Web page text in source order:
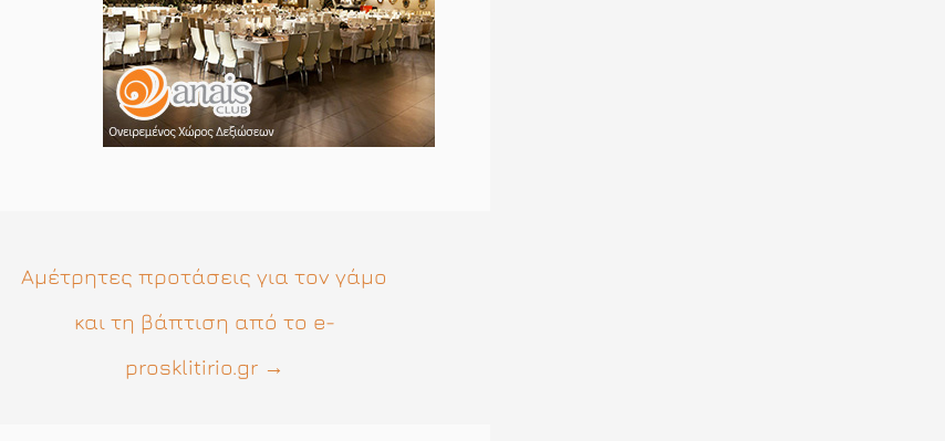
Αμέτρητες προτάσεις για τον γάμο
και τη βάπτιση από το e-
prosklitirio.gr →